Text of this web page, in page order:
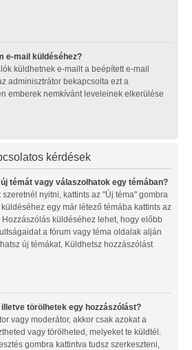
e-mail küldéséhez?
küldhetnek e-mailt a beépített e-mail
adminisztrátor bekapcsolta ezt a
emberek nemkívánt leveleinek elkerülése
kérdések
témát vagy válaszolhatok egy témában?
nyitni, kattints az "Új téma" gombra
egy már létező témába kattints az
küldéséhez lehet, hogy előbb
a fórum vagy téma oldalak alján
új témákat, Küldhetsz hozzászólást
törölhetek egy hozzászólást?
vagy moderátor, akkor csak azokat a
vagy törölheted, melyeket te küldtél.
gombra kattintva tudsz szerkeszteni,